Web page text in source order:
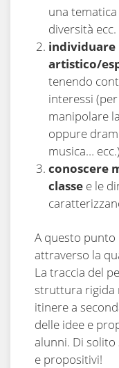
una
diversità ecc.
individuare
artistico/
tenendo
interessi
manipolare
oppure
musica… ecc.)
conoscere
classe e le
A questo punto
attraverso la
La traccia del
struttura rigida
itinere a
delle idee e
alunni. Di
e propositivi!